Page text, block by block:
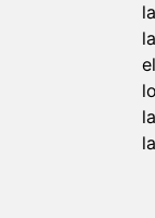
la
la
el
la
la